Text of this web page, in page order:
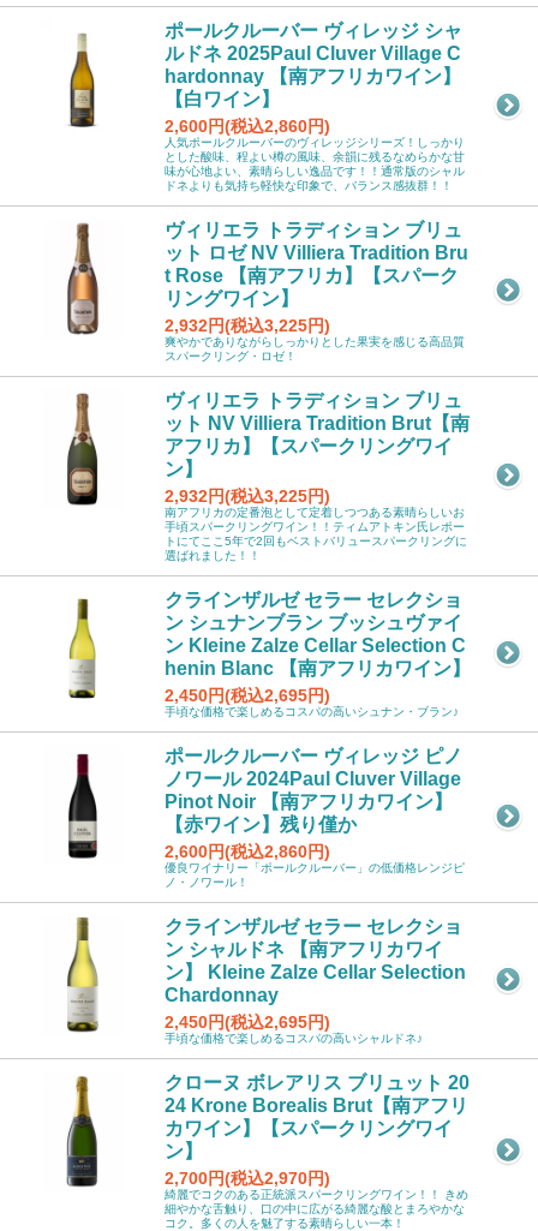
ポールクルーバー ヴィレッジ シャ
ルドネ 2025Paul Cluver Village C
hardonnay 【南アフリカワイン】
【白ワイン】
2,600円(税込2,860円)
人気ポールクルーバーのヴィレッジシリーズ！しっかり
とした酸味、程よい樽の風味、余韻に残るなめらかな甘
味が心地よい、素晴らしい逸品です！！通常版のシャル
ドネよりも気持ち軽快な印象で、バランス感抜群！！
ヴィリエラ トラディション ブリュ
ット ロゼ NV Villiera Tradition Bru
t Rose 【南アフリカ】【スパーク
リングワイン】
2,932円(税込3,225円)
爽やかでありながらしっかりとした果実を感じる高品質
スパークリング・ロゼ！
ヴィリエラ トラディション ブリュ
ット NV Villiera Tradition Brut【南
アフリカ】【スパークリングワイ
ン】
2,932円(税込3,225円)
南アフリカの定番泡として定着しつつある素晴らしいお
手頃スパークリングワイン！！ティムアトキン氏レポー
トにてここ5年で2回もベストバリュースパークリングに
選ばれました！！
クラインザルゼ セラー セレクショ
ン シュナンブラン ブッシュヴァイ
ン Kleine Zalze Cellar Selection C
henin Blanc 【南アフリカワイン】
2,450円(税込2,695円)
手頃な価格で楽しめるコスパの高いシュナン・ブラン♪
ポールクルーバー ヴィレッジ ピノ
ノワール 2024Paul Cluver Village
Pinot Noir 【南アフリカワイン】
【赤ワイン】残り僅か
2,600円(税込2,860円)
優良ワイナリー「ポールクルーバー」の低価格レンジピ
ノ・ノワール！
クラインザルゼ セラー セレクショ
ン シャルドネ 【南アフリカワイ
ン】 Kleine Zalze Cellar Selection
Chardonnay
2,450円(税込2,695円)
手頃な価格で楽しめるコスパの高いシャルドネ♪
クローヌ ボレアリス ブリュット 20
24 Krone Borealis Brut【南アフリ
カワイン】【スパークリングワイ
ン】
2,700円(税込2,970円)
綺麗でコクのある正統派スパークリングワイン！！ きめ
細やかな舌触り、口の中に広がる綺麗な酸とまろやかな
コク。多くの人を魅了する素晴らしい一本！